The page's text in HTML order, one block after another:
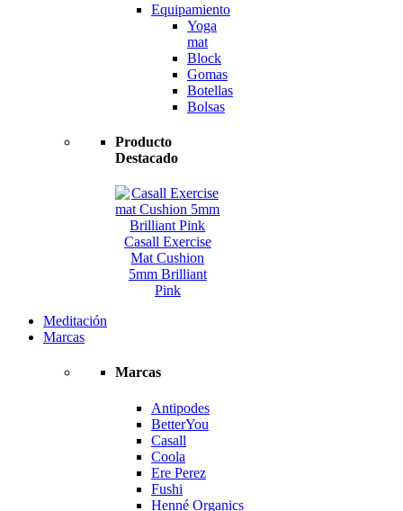
Equipamiento
Yoga
mat
Block
Gomas
Botellas
Bolsas
Producto
Destacado
Casall Exercise
Mat Cushion
5mm Brilliant
Pink
Meditación
Marcas
Marcas
Antipodes
BetterYou
Casall
Coola
Ere Perez
Fushi
Henné Organics